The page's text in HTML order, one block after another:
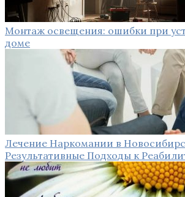
Монтаж освещения: ошибки при
доме
Лечение Наркомании в
Результативные Подходы к